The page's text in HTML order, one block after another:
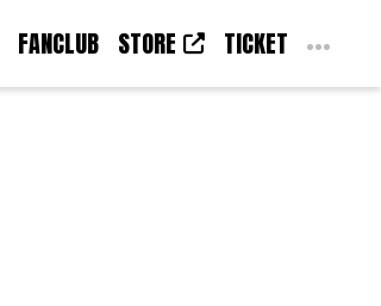
FANCLUB STORE TICKET